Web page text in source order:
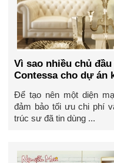
Vì sao nhiều chủ
Contessa cho dự án
Để tạo nên một diện
đảm bảo tối ưu chi phí
trúc sư đã tin dùng ...